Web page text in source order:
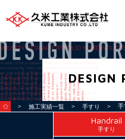
DESIGN
＞ 施工実績一覧 ＞ 手すり ＞ 手
Handrail
手すり